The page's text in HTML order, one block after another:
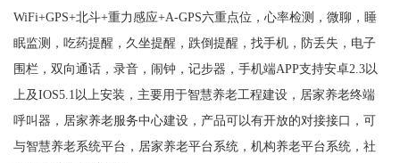
WiFi+GPS+北斗+重力感应+A-GPS六重点位，心率检测，微聊，睡
眠监测，吃药提醒，久坐提醒，跌倒提醒，找手机，防丢失，电子
围栏，双向通话，录音，闹钟，记步器，手机端APP支持安卓2.3以
上及IOS5.1以上安装，主要用于智慧养老工程建设，居家养老终端
呼叫器，居家养老服务中心建设，产品可以有开放的对接接口，可
与智慧养老系统平台，居家养老平台系统，机构养老平台系统，社